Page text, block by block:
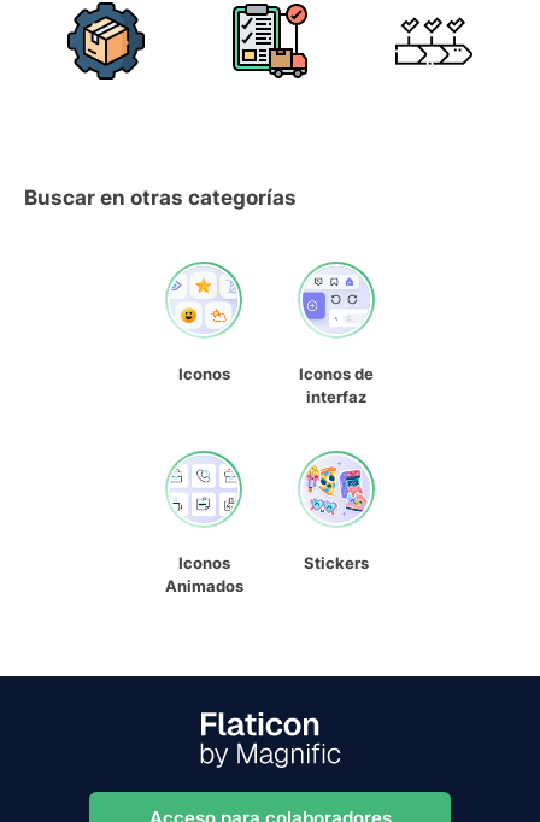
Buscar en otras categorías
Iconos
Iconos de
interfaz
Iconos
Animados
Stickers